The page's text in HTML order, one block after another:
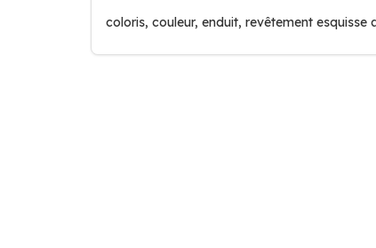
coloris, couleur, enduit, revêtement